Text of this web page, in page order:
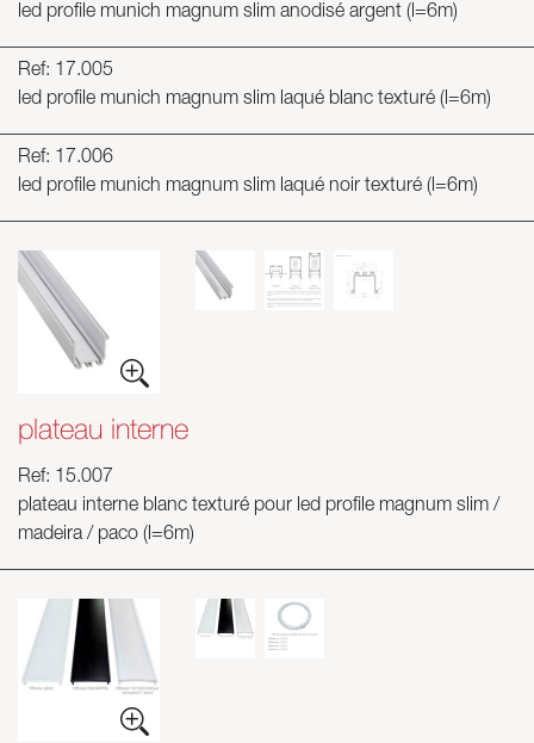
led profile munich magnum slim anodisé argent (l=6m)
Ref: 17.005
led profile munich magnum slim laqué blanc texturé (l=6m)
Ref: 17.006
led profile munich magnum slim laqué noir texturé (l=6m)
plateau interne
Ref: 15.007
plateau interne blanc texturé pour led profile magnum slim /
madeira / paco (l=6m)